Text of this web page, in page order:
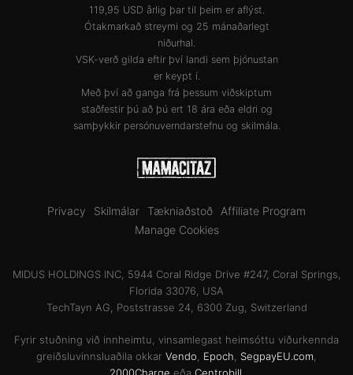
119,95 USD årlig þar til þeim er aflýst.
Ótakmarkað streymi og 25 mánaðarlegt
niðurhal.
VSK-verð gilda eftir því landi sem þjónustan
er keypt í.
Með því að ganga frá þessum viðskiptum
staðfestir þú að þú ert 18 ára eða eldri og
samþykkir persónuverndarstefnuog skilmála
Privacy Skilmálar Tækniaðstoð
Affiliate Program
Manage Cookies
MIDUS HOLDINGS INC, 5944 Coral Ridge Drive #247, Coral Springs,
Florida 33076, USA
TechTayn AG, Poststrasse 24, 6300 Zug, Switzerland
Fyrir stuðning við innheimtu, vinsamlegast heimsóttu viðurkennda
greiðsluvinnsluaðila okkar Vendo Epoch SegpayEU.com
2000Charge eða Centrobill